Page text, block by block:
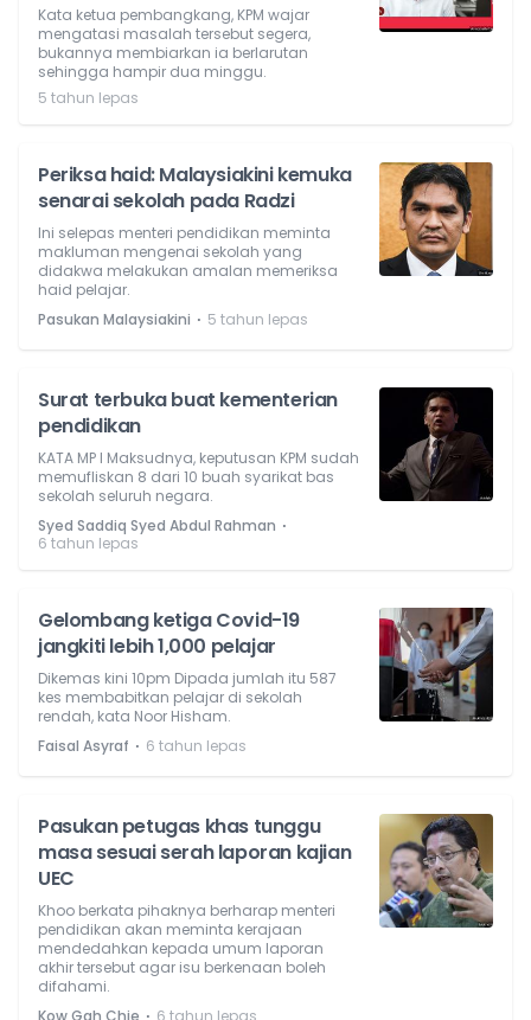
Kata ketua pembangkang, KPM wajar
mengatasi masalah tersebut segera,
bukannya membiarkan ia berlarutan
sehingga hampir dua minggu.
5 tahun lepas
Periksa haid: Malaysiakini kemuka
senarai sekolah pada Radzi
Ini selepas menteri pendidikan meminta
makluman mengenai sekolah yang
didakwa melakukan amalan memeriksa
haid pelajar.
Pasukan Malaysiakini ⋅ 5 tahun lepas
Surat terbuka buat kementerian
pendidikan
KATA MP l Maksudnya, keputusan KPM sudah
memufliskan 8 dari 10 buah syarikat bas
sekolah seluruh negara.
Syed Saddiq Syed Abdul Rahman ⋅
6 tahun lepas
Gelombang ketiga Covid-19
jangkiti lebih 1,000 pelajar
Dikemas kini 10pm Dipada jumlah itu 587
kes membabitkan pelajar di sekolah
rendah, kata Noor Hisham.
Faisal Asyraf ⋅ 6 tahun lepas
Pasukan petugas khas tunggu
masa sesuai serah laporan kajian
UEC
Khoo berkata pihaknya berharap menteri
pendidikan akan meminta kerajaan
mendedahkan kepada umum laporan
akhir tersebut agar isu berkenaan boleh
difahami.
Kow Gah Chie
6 tahun lepas